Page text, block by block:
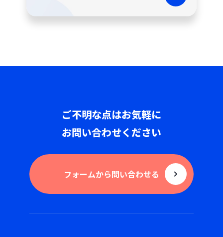
ご不明な点はお気軽に
お問い合わせください
フォームから問い合わせる